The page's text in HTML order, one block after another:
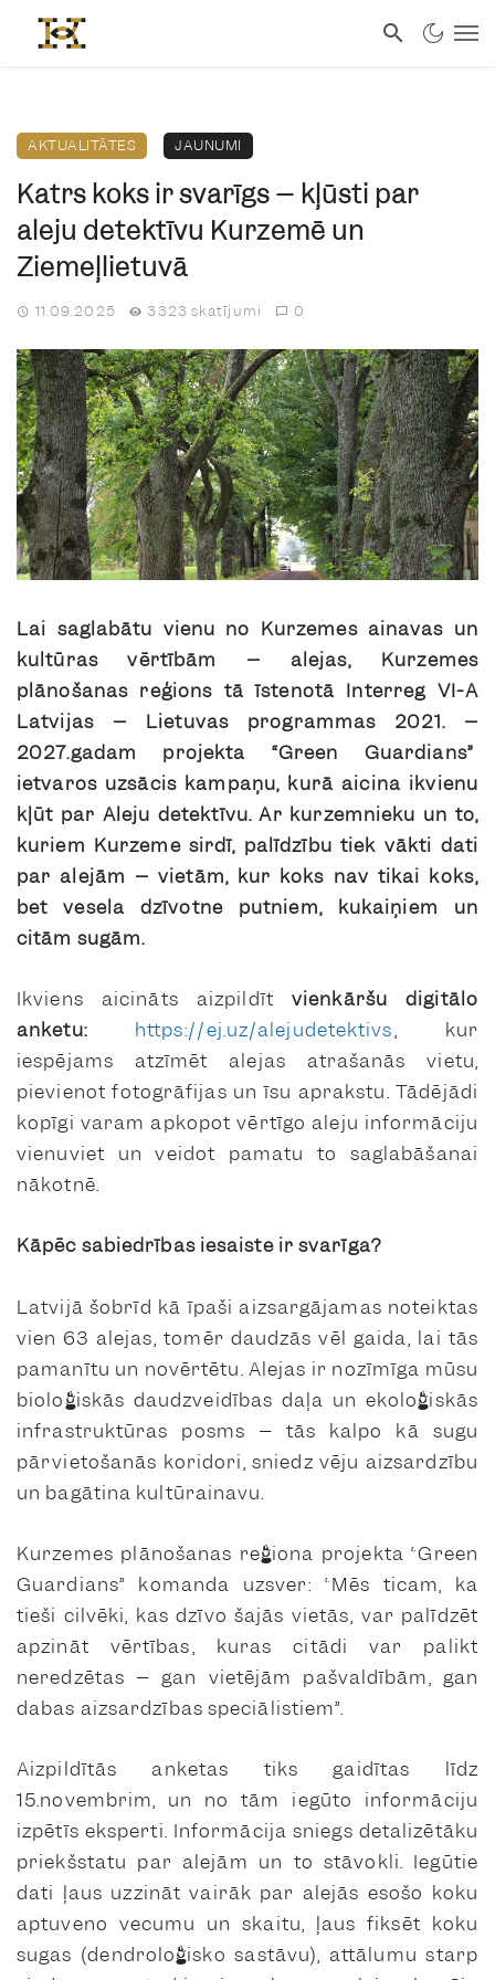
AKTUALITĀTES JAUNUMI
Katrs koks ir svarīgs – kļūsti par
aleju detektīvu Kurzemē un
Ziemeļlietuvā
11.09.2025 3323 skatījumi 0
Lai saglabātu vienu no Kurzemes ainavas un
kultūras vērtībām – alejas, Kurzemes
plānošanas reģions tā īstenotā Interreg VI-A
Latvijas – Lietuvas programmas 2021. –
2027.gadam projekta “Green Guardians”
ietvaros uzsācis kampaņu, kurā aicina ikvienu
kļūt par Aleju detektīvu. Ar kurzemnieku un to,
kuriem Kurzeme sirdī, palīdzību tiek vākti dati
par alejām – vietām, kur koks nav tikai koks,
bet vesela dzīvotne putniem, kukaiņiem un
citām sugām.
Ikviens aicināts aizpildīt vienkāršu digitālo
anketu:
https://ej.uz/alejudetektivs, kur
iespējams atzīmēt alejas atrašanās vietu,
pievienot fotogrāfijas un īsu aprakstu. Tādējādi
kopīgi varam apkopot vērtīgo aleju informāciju
vienuviet un veidot pamatu to saglabāšanai
nākotnē.
Kāpēc sabiedrības iesaiste ir svarīga?
Latvijā šobrīd kā īpaši aizsargājamas noteiktas
vien 63 alejas, tomēr daudzās vēl gaida, lai tās
pamanītu un novērtētu. Alejas ir nozīmīga mūsu
bioloģiskās daudzveidības daļa un ekoloģiskās
infrastruktūras posms – tās kalpo kā sugu
pārvietošanās koridori, sniedz vēju aizsardzību
un bagātina kultūrainavu.
Kurzemes plānošanas reģiona projekta “Green
Guardians” komanda uzsver: “Mēs ticam, ka
tieši cilvēki, kas dzīvo šajās vietās, var palīdzēt
apzināt vērtības, kuras citādi var palikt
neredzētas – gan vietējām pašvaldībām, gan
dabas aizsardzības speciālistiem”.
Aizpildītās anketas tiks gaidītas līdz
15.novembrim, un no tām iegūto informāciju
izpētīs eksperti. Informācija sniegs detalizētāku
priekšstatu par alejām un to stāvokli. Iegūtie
dati ļaus uzzināt vairāk par alejās esošo koku
aptuveno vecumu un skaitu, ļaus fiksēt koku
sugas (dendroloģisko sastāvu), attālumu starp